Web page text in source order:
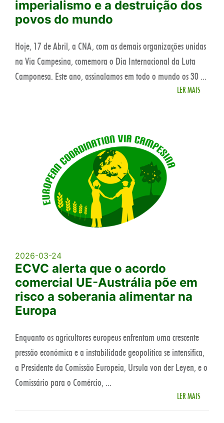
imperialismo e a destruição dos
povos do mundo
Hoje, 17 de Abril, a CNA, com as demais organizações unidas
na Via Campesina, comemora o Dia Internacional da Luta
Camponesa. Este ano, assinalamos em todo o mundo os 30 ...
LER MAIS
2026-03-24
ECVC alerta que o acordo
comercial UE-Austrália põe em
risco a soberania alimentar na
Europa
Enquanto os agricultores europeus enfrentam uma crescente
pressão económica e a instabilidade geopolítica se intensifica,
a Presidente da Comissão Europeia, Ursula von der Leyen, e o
Comissário para o Comércio, ...
LER MAIS